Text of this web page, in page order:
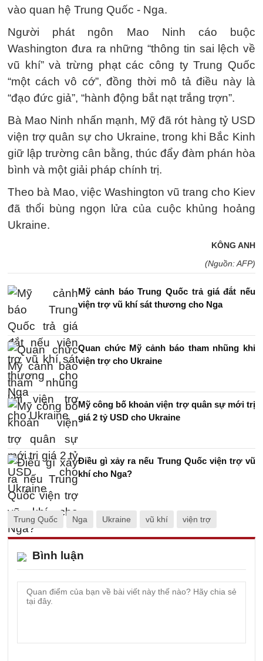
vào quan hệ Trung Quốc - Nga.
Người phát ngôn Mao Ninh cáo buộc
Washington đưa ra những “thông tin sai lệch về
vũ khí” và trừng phạt các công ty Trung Quốc
“một cách vô cớ”, đồng thời mô tả điều này là
“đạo đức giả”, “hành động bắt nạt trắng trợn”.
Bà Mao Ninh nhấn mạnh, Mỹ đã rót hàng tỷ USD
viện trợ quân sự cho Ukraine, trong khi Bắc Kinh
giữ lập trường cân bằng, thúc đẩy đàm phán hòa
bình và một giải pháp chính trị.
Theo bà Mao, việc Washington vũ trang cho Kiev
đã thổi bùng ngọn lửa của cuộc khủng hoảng
Ukraine.
KÔNG ANH
(Nguồn: AFP)
Mỹ cảnh báo Trung Quốc trả giá đắt nếu
viện trợ vũ khí sát thương cho Nga
Quan chức Mỹ cảnh báo tham nhũng khi
viện trợ cho Ukraine
Mỹ công bố khoản viện trợ quân sự mới trị
giá 2 tỷ USD cho Ukraine
Điều gì xảy ra nếu Trung Quốc viện trợ vũ
khí cho Nga?
Trung Quốc Nga Ukraine vũ khí viện trợ
Bình luận